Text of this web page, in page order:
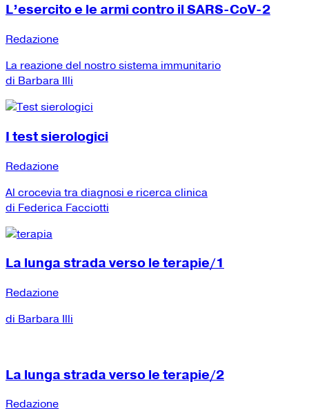
L’esercito e le armi contro il SARS-CoV-2
Redazione
La reazione del nostro sistema immunitario
di Barbara Illi
I test sierologici
Redazione
Al crocevia tra diagnosi e ricerca clinica
di Federica Facciotti
La lunga strada verso le terapie/1
Redazione
di Barbara Illi
La lunga strada verso le terapie/2
Redazione